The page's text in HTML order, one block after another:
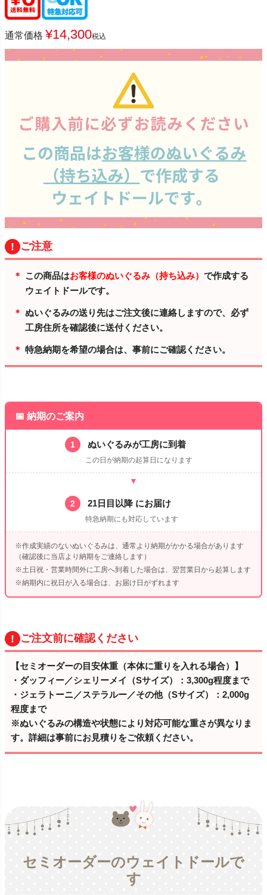
通常価格 ¥14,300税込
ご注意
この商品はお客様のぬいぐるみ（持ち込み） で作成する
ウェイトドールです。
ぬいぐるみの送り先はご注文後に連絡しますので、必ず
工房住所を確認後に送付ください。
特急納期を希望の場合は、事前にご確認ください。
📅 納期のご案内
1 ぬいぐるみが工房に到着
この日が納期の起算日になります
▼
2 21日目以降 にお届け
特急納期にも対応しています
※作成実績のないぬいぐるみは、通常より納期がかかる場合があります
（確認後に当店より納期をご連絡します）
※土日祝・営業時間外に工房へ到着した場合は、翌営業日から起算します
※納期内に祝日が入る場合は、お届け日がずれます
ご注文前に確認ください
【セミオーダーの目安体重（本体に重りを入れる場合）】
・ダッフィー／シェリーメイ（Sサイズ）：3,300g程度まで
・ジェラトーニ／ステラルー／その他（Sサイズ）：2,000g
程度まで
※ぬいぐるみの構造や状態により対応可能な重さが異なりま
す。詳細は事前にお見積りをご依頼ください。
セミオーダーのウェイトドールで
す